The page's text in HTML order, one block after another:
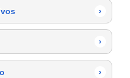
›
›
›